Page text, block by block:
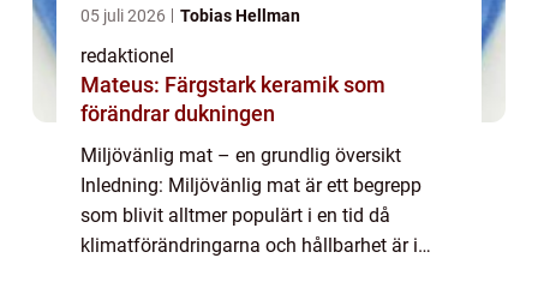
05 juli 2026 Tobias Hellman
redaktionel
Mateus: Färgstark keramik som
förändrar dukningen
Miljövänlig mat – en grundlig översikt
Inledning: Miljövänlig mat är ett begrepp
som blivit alltmer populärt i en tid då
klimatförändringarna och hållbarhet är i